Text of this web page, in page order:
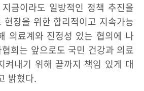
금이라도 일방적인 정책 추진을
현장을 위한 합리적이고 지속가능
의료계와 진정성 있는 협의에 나
회는 앞으로도 국민 건강과 의료
켜내기 위해 끝까지 책임 있게 대
밝혔다.